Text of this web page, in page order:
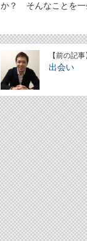
か？ そんなことを一
【前の記事
出会い